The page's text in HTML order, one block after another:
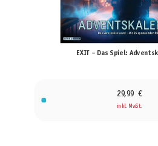
EXIT – Das Spiel:
29,99 €
inkl. MwSt.